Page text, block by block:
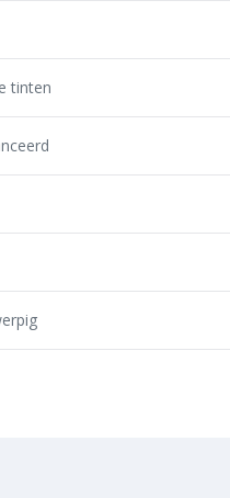
onkruidgroei. Sluit het
levering
tinten